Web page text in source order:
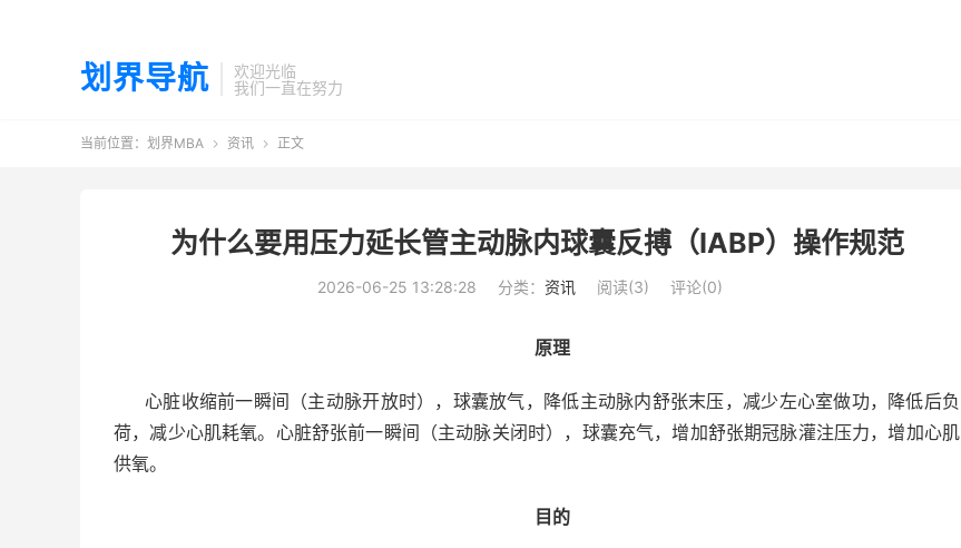
划界导航
欢迎光临
我们一直在努力
当前位置： 划界MBA  资讯  正文
为什么要用压力延长管主动脉内球囊反搏（IABP）操作规范
2026-06-25 13:28:28 分类： 资讯 阅读(3) 评论(0)
原理
心脏收缩前一瞬间（主动脉开放时），球囊放气，降低主动脉内舒张末压，减少左心室做功，降低后负
荷，减少心肌耗氧。心脏舒张前一瞬间（主动脉关闭时），球囊充气，增加舒张期冠脉灌注压力，增加心肌
供氧。
目的